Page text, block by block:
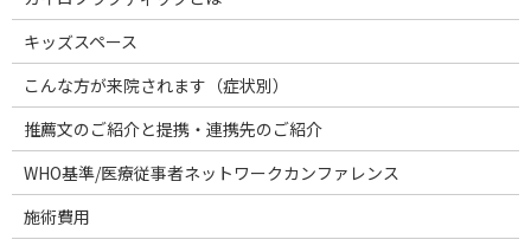
キッズスペース
こんな方が来院されます（症状別）
推薦文のご紹介と提携・連携先のご紹介
WHO基準/医療従事者ネットワークカンファレンス
施術費用